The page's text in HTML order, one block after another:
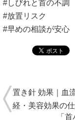
置き針 効果｜血
経・美容効果の
「首
はじめてのか
料金メニュー